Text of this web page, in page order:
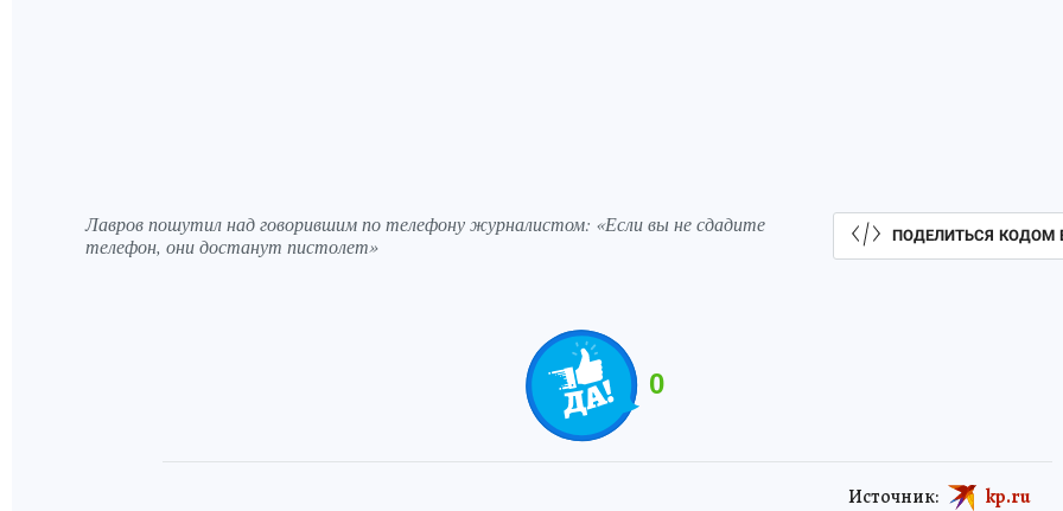
Лавров пошутил над говорившим по телефону журналистом: «Если вы не сдадите
телефон, они достанут пистолет»
ПОДЕЛИТЬСЯ КОДОМ
0
Источник: kp.ru